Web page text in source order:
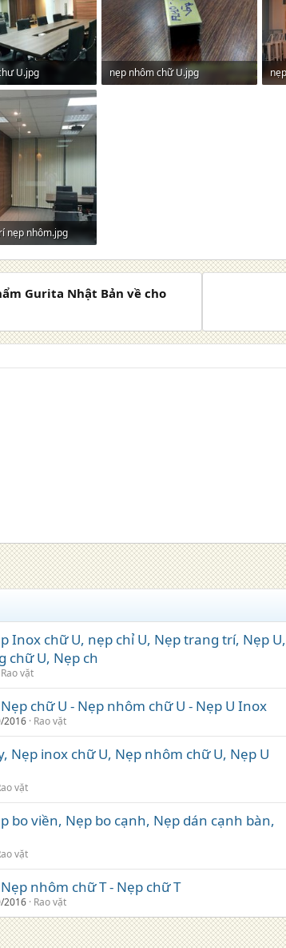
U.jpg
xem: 37
nẹp nhôm chữ U.jpg
nẹp nhôm.jpg
xem: 36
Gurita Nhật Bản về cho
Inox chữ U, nẹp chỉ U, Nẹp trang trí, Nẹp U,
chữ U, Nẹp ch
Rao vặt
chữ U - Nẹp nhôm chữ U - Nẹp U Inox
2016 Rao vặt
Nẹp inox chữ U, Nẹp nhôm chữ U, Nẹp U
vặt
bo viền, Nẹp bo cạnh, Nẹp dán cạnh bàn,
vặt
nhôm chữ T - Nẹp chữ T
2016 Rao vặt